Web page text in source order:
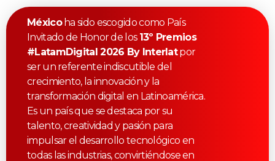
Méxicoha sido escogido como País
Invitado de Honor de los 13º Premios
#LatamDigital 2026 By Interlatpor
ser un referente indiscutible del
crecimiento, la innovación y la
transformación digital en Latinoamérica.
Es un país que se destaca por su
talento, creatividad y pasión para
impulsar el desarrollo tecnológico en
todas las industrias, convirtiéndose en